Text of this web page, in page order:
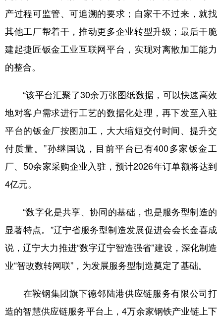
产过程可监管、可追溯的要求；自家干不过来，就找
其他工厂帮着干，推动更多企业转型升级；最后干脆
建起捷匠钣金工业互联网平台，实现对离散加工能力
的整合。
“该平台汇聚了30余万张图纸数据，可以快速高效
地对客户需求进行工艺的数据化处理，再下发至入驻
平台的钣金厂按图加工，大大缩短交付时间、提升交
付质量。”孙继国说，目前平台已有400多家钣金工
厂、50余家采购企业入驻，预计2026年订单额将达到
4亿元。
“数字化是共享、协同的基础，也是服务型制造的
显著特点。”辽宁省服务型制造发展促进会会长金喜成
说，辽宁大力推进“数字辽宁智造强省”建设，深化制造
业“智改数转网联”，为发展服务型制造奠定了基础。
在鞍钢集团旗下德邻陆港供应链服务有限公司打
造的智慧供应链服务平台上，4万余家钢铁产业链上下